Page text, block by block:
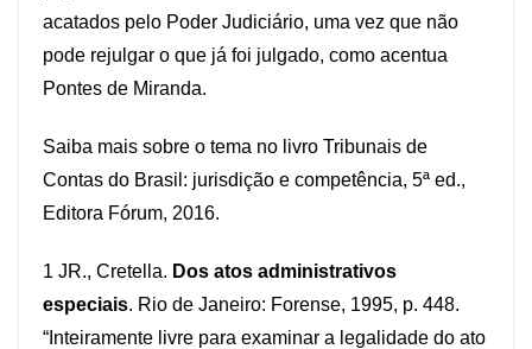
acatados pelo Poder Judiciário, uma vez que não
pode rejulgar o que já foi julgado, como acentua
Pontes de Miranda.
Saiba mais sobre o tema no livro Tribunais de
Contas do Brasil: jurisdição e competência, 5ª ed.,
Editora Fórum, 2016.
1 JR., Cretella. Dos atos administrativos
especiais. Rio de Janeiro: Forense, 1995, p. 448.
“Inteiramente livre para examinar a legalidade do ato